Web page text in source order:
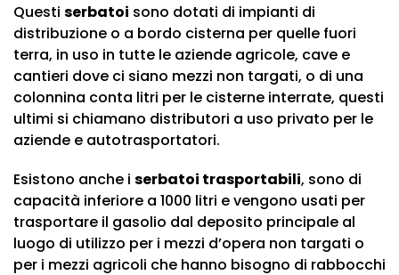
Questi serbatoi sono dotati di impianti di
distribuzione o a bordo cisterna per quelle fuori
terra, in uso in tutte le aziende agricole, cave e
cantieri dove ci siano mezzi non targati, o di una
colonnina conta litri per le cisterne interrate, questi
ultimi si chiamano distributori a uso privato per le
aziende e autotrasportatori.
Esistono anche i serbatoi trasportabili, sono di
capacità inferiore a 1000 litri e vengono usati per
trasportare il gasolio dal deposito principale al
luogo di utilizzo per i mezzi d’opera non targati o
per i mezzi agricoli che hanno bisogno di rabbocchi